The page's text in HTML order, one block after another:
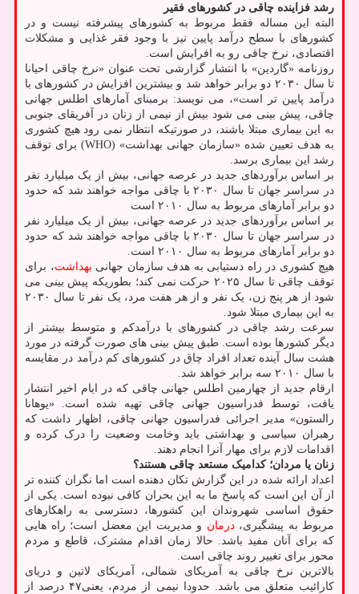
رشد فزاینده چاقی در کشورهای فقیر
البته این مساله فقط مربوط به کشورهای پیشرفته نیست و در
کشورهای با سطح درآمد پایین نیز با وجود فقر غذایی و مشکلات
اقتصادی، نرخ چاقی رو به افرایش است.
روزنامه «گاردین» با انتشار گزارشی تحت عنوان «نرخ چاقی احیانا
تا سال ۲۰۳۰ دو برابر خواهد شد و بیشترین افزایش در کشورهای با
درآمد پایین تر است»، می نویسد: برمبنای آمارهای اطلس جهانی
چاقی، پیش بینی می شود بیش از نیمی از زنان در آفریقای جنوبی
به این بیماری مبتلا باشند، در صورتیکه انتظار نمی رود هیچ کشوری
به هدف تعیین شده «سازمان جهانی بهداشت» (WHO) برای توقف
رشد این بیماری برسد.
بر اساس برآوردهای جدید در عرصه جهانی، بیش از یک میلیارد نفر
در سراسر جهان تا سال ۲۰۳۰ با چاقی مواجه خواهند شد که حدود
دو برابر آمارهای مربوط به سال ۲۰۱۰ است
بر اساس برآوردهای جدید در عرصه جهانی، بیش از یک میلیارد نفر
در سراسر جهان تا سال ۲۰۳۰ با چاقی مواجه خواهند شد که حدود
دو برابر آمارهای مربوط به سال ۲۰۱۰ است.
هیچ کشوری در راه دستیابی به هدف سازمان جهانی بهداشت، برای
توقف چاقی تا سال ۲۰۲۵ حرکت نمی کند؛ بطوریکه پیش بینی می
شود از هر پنج زن، یک نفر و از هر هفت مرد، یک نفر تا سال ۲۰۳۰
به این بیماری مبتلا شود.
سرعت رشد چاقی در کشورهای با درآمدکم و متوسط بیشتر از
دیگر کشورها بوده است. طبق پیش بینی های صورت گرفته در مورد
هشت سال آینده تعداد افراد چاق در کشورهای کم درآمد در مقایسه
با سال ۲۰۱۰ سه برابر خواهد شد.
ارقام جدید از چهارمین اطلس جهانی چاقی که در ایام اخیر انتشار
یافت، توسط فدراسیون جهانی چاقی تهیه شده است. «یوهانا
رالستون» مدیر اجرائی فدراسیون جهانی چاقی، اظهار داشت که
رهبران سیاسی و بهداشتی باید وخامت وضعیت را درک کرده و
اقدامات لازم برای مهار آنرا انجام دهند.
زنان یا مردان؛ کدامیک مستعد چاقی هستند؟
اعداد ارائه شده در این گزارش تکان دهنده است اما نگران کننده تر
از آن این است که پاسخ ما به این بحران کافی نبوده است. یکی از
حقوق اساسی شهروندان این کشورها، دسترسی به راهکارهای
مربوط به پیشگیری،درمان و مدیریت این معضل است؛ راه هایی
که برای آنان مفید باشد. حالا زمان اقدام مشترک، قاطع و مردم
محور برای تغییر روند چاقی است.
بالاترین نرخ چاقی به آمریکای شمالی، آمریکای لاتین و دریای
کارائیب متعلق می باشد. حدودا نیمی از مردم، یعنی۴۷ درصد از